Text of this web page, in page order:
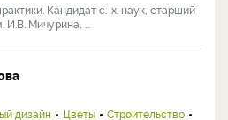
Кандидат с.-х. наук, старший
Мичурина, ...
дизайн Цветы
Строительство